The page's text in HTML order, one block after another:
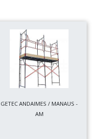
GETEC ANDAIMES / MANAUS -
AM